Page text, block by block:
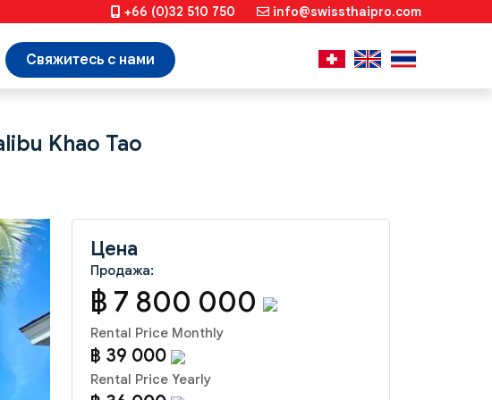
+66 (0)32 510 750 info@swissthaipro.com
Свяжитесь с нами
Khao Tao
Цена
Продажа:
฿ 7 800 000
Rental Price Monthly
฿ 39 000
Rental Price Yearly